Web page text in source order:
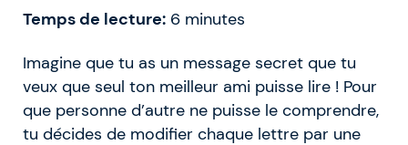
Temps de lecture: 6 minutes
Imagine que tu as un message secret que tu
veux que seul ton meilleur ami puisse lire ! Pour
que personne d’autre ne puisse le comprendre,
tu décides de modifier chaque lettre par une